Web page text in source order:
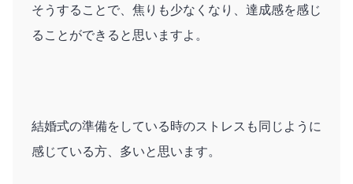
そうすることで、焦りも少なくなり、達成感を感じ
ることができると思いますよ。
結婚式の準備をしている時のストレスも同じように
感じている方、多いと思います。